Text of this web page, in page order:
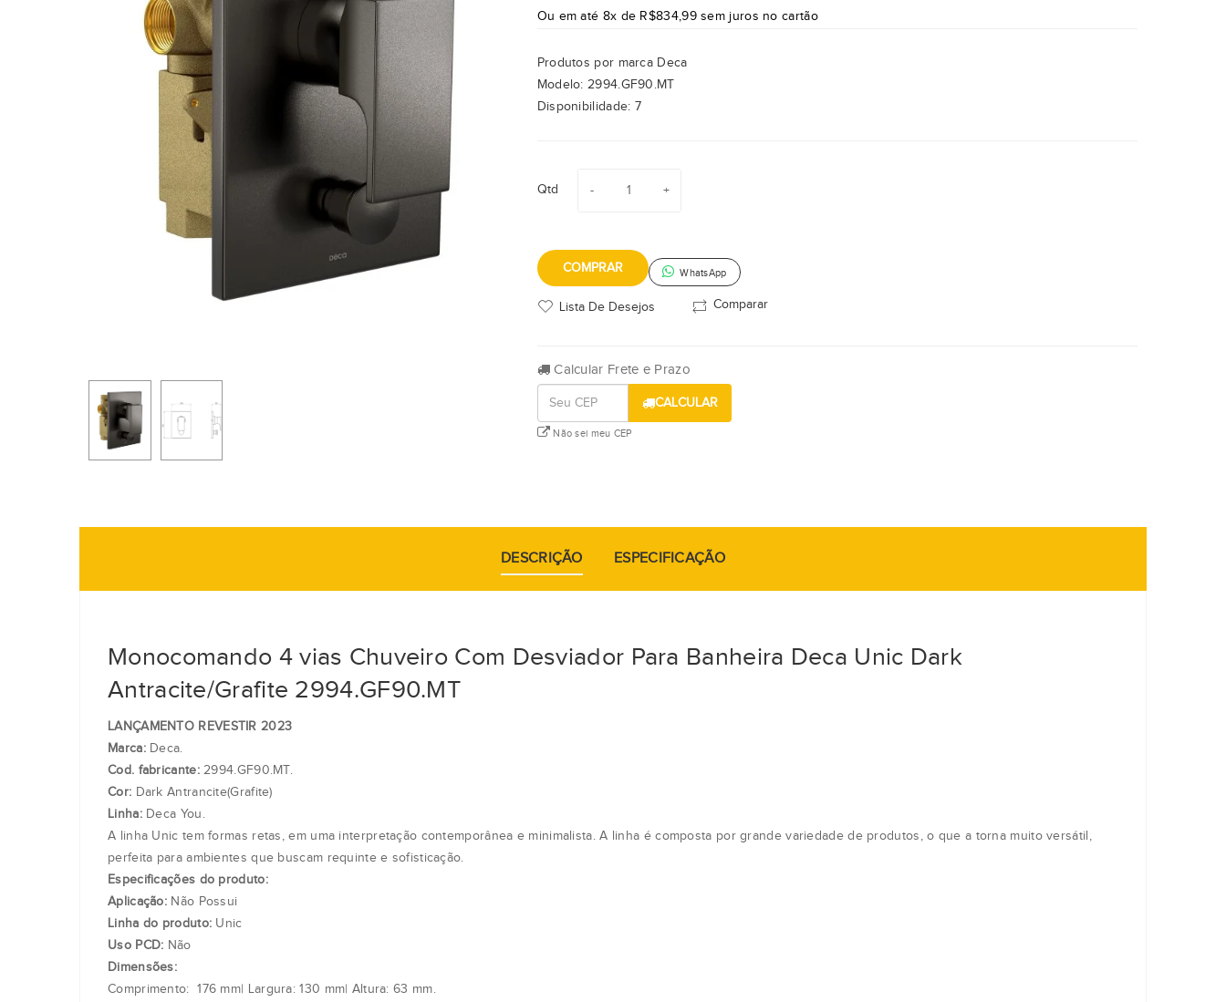
Ou em até 8x de R$834,99 sem juros no cartão
Produtos por marca Deca
Modelo:2994.GF90.MT
Disponibilidade: 7
Qtd
COMPRAR WhatsApp
Lista De Desejos Comparar
Calcular Frete e Prazo
CALCULAR
Não sei meu CEP
DESCRIÇÃO ESPECIFICAÇÃO
Monocomando 4 vias Chuveiro Com Desviador Para Banheira Deca Unic Dark
Antracite/Grafite 2994.GF90.MT
LANÇAMENTO REVESTIR 2023
Marca: Deca.
Cod. fabricante:2994.GF90.MT.
Cor: Dark Antrancite(Grafite)
Linha:Deca You.
A linha Unic tem formas retas, em uma interpretação contemporânea e minimalista. A linha é composta por grande variedade de produtos, o que a torna muito versátil,
perfeita para ambientes que buscam requinte e sofisticação.
Especificações do produto:
Aplicação: Não Possui
Linha do produto: Unic
Uso PCD: Não
Dimensões:
Comprimento: 176 mm| Largura: 130 mm| Altura: 63 mm.